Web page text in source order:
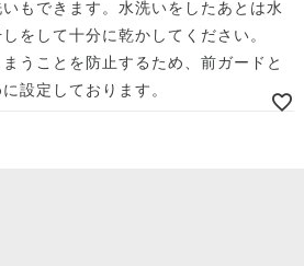
もできます。水洗いをしたあとは水
をして十分に乾かしてください。
うことを防止するため、前ガードと
設定しております。